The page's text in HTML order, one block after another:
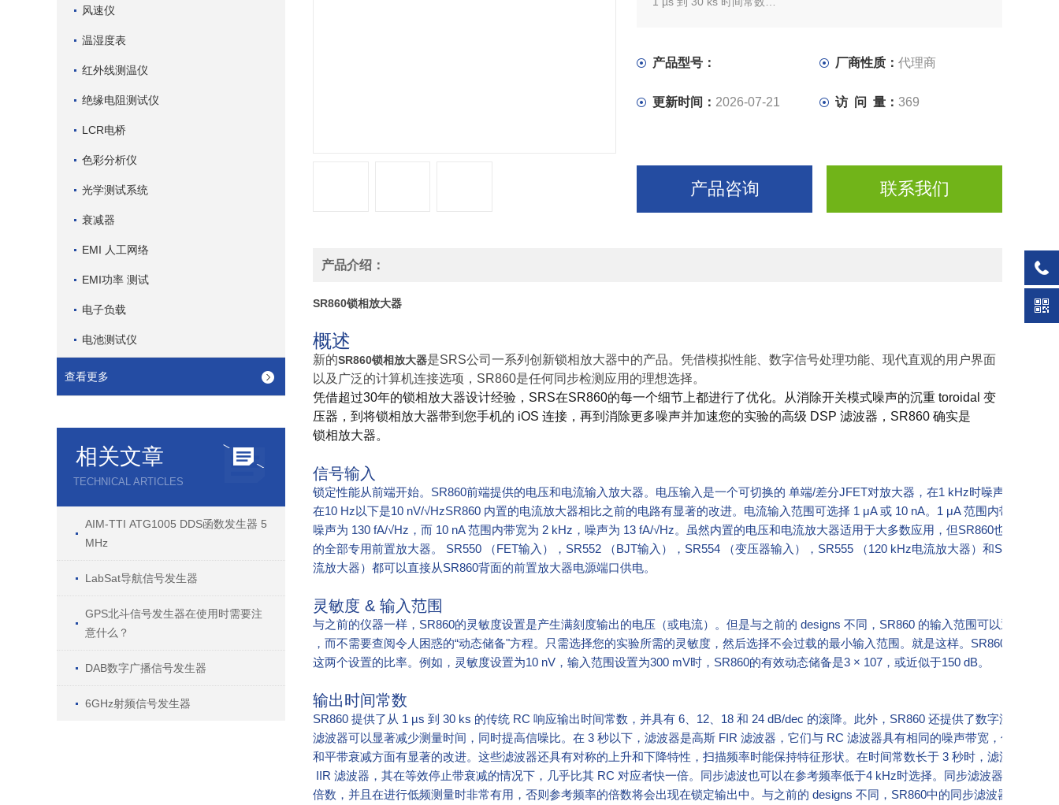
风速仪
温湿度表
红外线测温仪
绝缘电阻测试仪
LCR电桥
色彩分析仪
光学测试系统
衰减器
EMI 人工网络
EMI功率 测试
电子负载
电池测试仪
查看更多
相关文章
TECHNICAL ARTICLES
AIM-TTI ATG1005 DDS函数发生器 5
MHz
LabSat导航信号发生器
GPS北斗信号发生器在使用时需要注
意什么？
DAB数字广播信号发生器
6GHz射频信号发生器
HDMI视频输出
GPIB, RS-232, 以太网 & USB
产品型号： 厂商性质：代理商
更新时间： 2026-07-21 访 问 量：369
产品咨询 联系我们
产品介绍：
SR860锁相放大器
概述
新的SR860锁相放大器是SRS公司一系列创新锁相放大器中的产品。凭借模拟性能、数字信号处理功能、现代直观的用户界面
以及广泛的计算机连接选项，SR860是任何同步检测应用的理想选择。
凭借超过30年的锁相放大器设计经验，SRS在SR860的每一个细节上都进行了优化。从消除开关模式噪声的沉重 toroidal 变
压器，到将锁相放大器带到您手机的 iOS 连接，再到消除更多噪声并加速您的实验的高级 DSP 滤波器，SR860 确实是
锁相放大器。
信号输入
锁定性能从前端开始。SR860前端提供的电压和电流输入放大器。电压输入是一个可切换的 单端/差分JFET对放大器，在1 kHz时噪声为2.5 nV/
在10 Hz以下是10 nV/√HzSR860 内置的电流放大器相比之前的电路有显著的改进。电流输入范围可选择 1 μA 或 10 nA。1 μA 范围内带宽为
噪声为 130 fA/√Hz，而 10 nA 范围内带宽为 2 kHz，噪声为 13 fA/√Hz。虽然内置的电压和电流放大器适用于大多数应用，但SR860也兼容SRS
的全部专用前置放大器。 SR550 （FET输入），SR552 （BJT输入），SR554 （变压器输入），SR555 （120 kHz电流放大器）和SR556 （
流放大器）都可以直接从SR860背面的前置放大器电源端口供电。
灵敏度 & 输入范围
与之前的仪器一样，SR860的灵敏度设置是产生满刻度输出的电压（或电流）。但是与之前的 designs 不同，SR860 的输入范围可以通过前面
，而不需要查阅令人困惑的“动态储备"方程。只需选择您的实验所需的灵敏度，然后选择不会过载的最小输入范围。就是这样。SR860的有效动
这两个设置的比率。例如，灵敏度设置为10 nV，输入范围设置为300 mV时，SR860的有效动态储备是3 × 107，或近似于150 dB。
输出时间常数
SR860 提供了从 1 µs 到 30 ks 的传统 RC 响应输出时间常数，并具有 6、12、18 和 24 dB/dec 的滚降。此外，SR860 还提供了数字滤波器，
滤波器可以显著减少测量时间，同时提高信噪比。在 3 秒以下，滤波器是高斯 FIR 滤波器，它们与 RC 滤波器具有相同的噪声带宽，但在上升
和平带衰减方面有显著的改进。这些滤波器还具有对称的上升和下降特性，扫描频率时能保持特征形状。在时间常数长于 3 秒时，滤波器是线
IIR 滤波器，其在等效停止带衰减的情况下，几乎比其 RC 对应者快一倍。同步滤波也可以在参考频率低于4 kHz时选择。同步滤波器可以消除
倍数，并且在进行低频测量时非常有用，否则参考频率的倍数将会出现在锁定输出中。与之前的 designs 不同，SR860中的同步滤波器可以选